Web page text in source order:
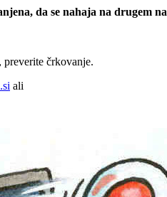
da se nahaja na drugem
črkovanje.
ali